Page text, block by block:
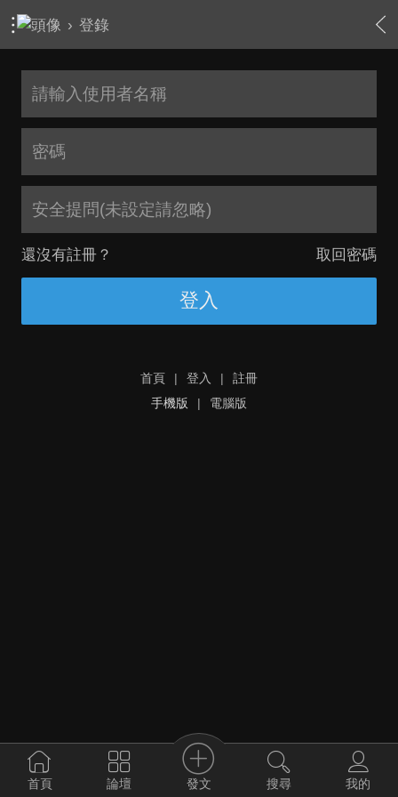
› 登錄
安全提問(未設定請忽略)
還沒有註冊？ 取回密碼
登入
首頁 | 登入 |
註冊
手機版
| 電腦版
首頁 論壇 發文 搜尋 我的